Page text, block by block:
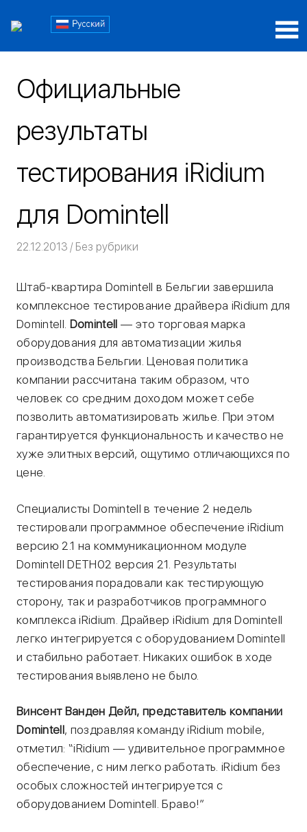
содержимому
Блог
Официальные
результаты
тестирования iRidium
для Domintell
22.12.2013 Команда iRidium mobile
Без рубрики
Штаб-квартира Domintell в Бельгии завершила
комплексное тестирование драйвера iRidium для
Domintell. Domintell — это торговая марка
оборудования для автоматизации жилья
производства Бельгии. Ценовая политика
компании рассчитана таким образом, что
человек со средним доходом может себе
позволить автоматизировать жилье. При этом
гарантируется функциональность и качество не
хуже элитных версий, ощутимо отличающихся по
цене.
Специалисты Domintell в течение 2 недель
тестировали программное обеспечение iRidium
версию 2.1 на коммуникационном модуле
Domintell DETH02 версия 21. Результаты
тестирования порадовали как тестирующую
сторону, так и разработчиков программного
комплекса iRidium. Драйвер iRidium для Domintell
легко интегрируется с оборудованием Domintell
и стабильно работает. Никаких ошибок в ходе
тестирования выявлено не было.
Винсент Ванден Дейл, представитель компании
Domintell, поздравляя команду iRidium mobile,
отметил: “iRidium — удивительное программное
обеспечение, с ним легко работать. iRidium без
особых сложностей интегрируется с
оборудованием Domintell. Браво!”